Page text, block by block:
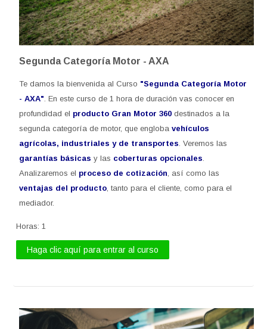
Segunda Categoría Motor - AXA
Te damos la bienvenida al Curso "Segunda Categoría Motor
- AXA". En este curso de 1 hora de duraciónvas conocer en
profundidad el producto Gran Motor 360 destinados ala
segunda categoría de motor, queenglobavehículos
agrícolas, industriales y de transportes. Veremos las
garantías básicas y las coberturas opcionales.
Analizaremos el proceso de cotización, así como las
ventajas del producto, tanto para el cliente, como para el
mediador.
Horas:1
Haga clic aquí para entrar al curso